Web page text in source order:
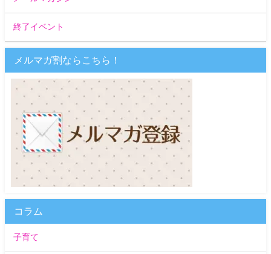
終了イベント
メルマガ割ならこちら！
コラム
子育て